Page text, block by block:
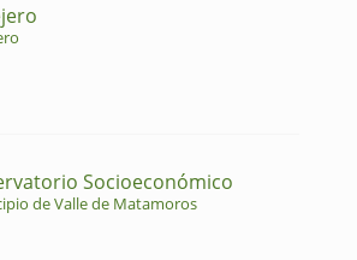
Socioeconómico
de Valle de Matamoros